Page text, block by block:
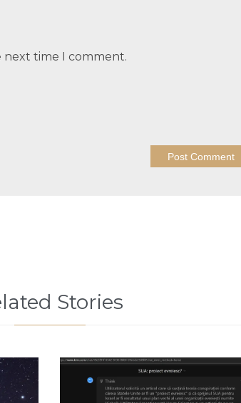
next time I comment.
Stories